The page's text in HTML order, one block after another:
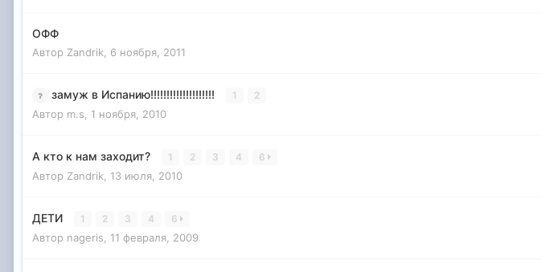
ОФФ
Автор Zandrik 6 ноября, 2011
замуж в Испанию!!!!!!!!!!!!!!!!!!!! 1 2
Автор m.s 1 ноября, 2010
А кто к нам заходит? 1 2 3 4 6
Автор Zandrik 13 июля, 2010
ДЕТИ 1 2 3 4 6
Автор nageris 11 февраля, 2009